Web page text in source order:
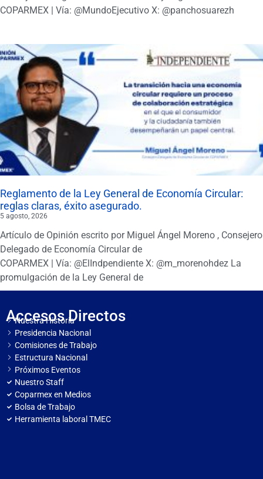
COPARMEX | Vía: @MundoEjecutivo X: @panchosuarezh
Reglamento de la Ley General de Economía Circular:
reglas claras, éxito asegurado.
5 agosto, 2026
Artículo de Opinión escrito por Miguel Ángel Moreno , Consejero
Delegado de Economía Circular de
COPARMEX | Vía: @ElIndpendiente X: @m_morenohdez La
promulgación de la Ley General de
Accesos Directos
Nuestra Historia
Presidencia Nacional
Comisiones de Trabajo
Estructura Nacional
Próximos Eventos
Nuestro Staff
Coparmex en Medios
Bolsa de Trabajo
Herramienta laboral TMEC